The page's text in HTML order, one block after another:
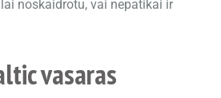
noskaidrotu, vai nepatikai ir
vasaras